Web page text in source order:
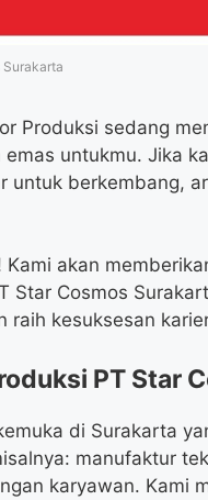
Produksi sedang
untukmu. Jika
untuk berkembang,
akan
Star Cosmos
raih kesuksesan
PT Star
di Surakarta
manufaktur
karyawan. Kami